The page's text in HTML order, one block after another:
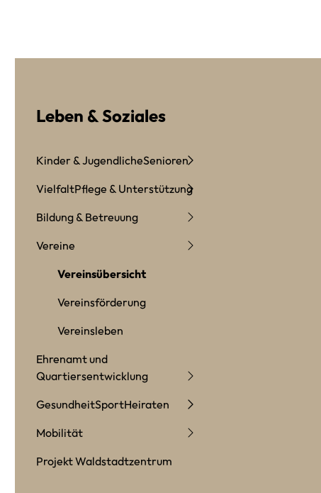
Leben & Soziales
Kinder & JugendlicheSenioren
VielfaltPflege & Unterstützung
Bildung & Betreuung
Vereine
Vereinsübersicht
Vereinsförderung
Vereinsleben
Ehrenamt und
Quartiersentwicklung
GesundheitSportHeiraten
Mobilität
Projekt Waldstadtzentrum